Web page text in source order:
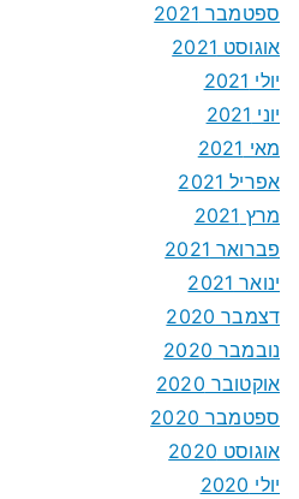
ספטמבר 2021
אוגוסט 2021
יולי 2021
יוני 2021
מאי 2021
אפריל 2021
מרץ 2021
פברואר 2021
ינואר 2021
דצמבר 2020
נובמבר 2020
אוקטובר 2020
ספטמבר 2020
אוגוסט 2020
יולי 2020